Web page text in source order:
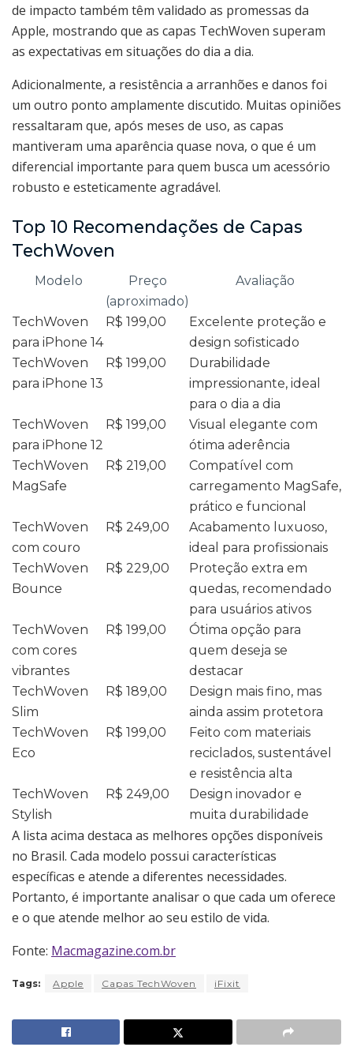
de impacto também têm validado as promessas da
Apple, mostrando que as capas TechWoven superam
as expectativas em situações do dia a dia.
Adicionalmente, a resistência a arranhões e danos foi
um outro ponto amplamente discutido. Muitas opiniões
ressaltaram que, após meses de uso, as capas
mantiveram uma aparência quase nova, o que é um
diferencial importante para quem busca um acessório
robusto e esteticamente agradável.
Top 10 Recomendações de Capas
TechWoven
Modelo
Preço
(aproximado)
Avaliação
TechWoven
para iPhone 14
R$ 199,00
Excelente proteção e
design sofisticado
TechWoven
para iPhone 13
R$ 199,00
Durabilidade
impressionante, ideal
para o dia a dia
TechWoven
para iPhone 12
R$ 199,00
Visual elegante com
ótima aderência
TechWoven
MagSafe
R$ 219,00
Compatível com
carregamento MagSafe,
prático e funcional
TechWoven
com couro
R$ 249,00
Acabamento luxuoso,
ideal para profissionais
TechWoven
Bounce
R$ 229,00
Proteção extra em
quedas, recomendado
para usuários ativos
TechWoven
com cores
vibrantes
R$ 199,00
Ótima opção para
quem deseja se
destacar
TechWoven
Slim
R$ 189,00
Design mais fino, mas
ainda assim protetora
TechWoven
Eco
R$ 199,00
Feito com materiais
reciclados, sustentável
e resistência alta
TechWoven
Stylish
R$ 249,00
Design inovador e
muita durabilidade
A lista acima destaca as melhores opções disponíveis
no Brasil. Cada modelo possui características
específicas e atende a diferentes necessidades.
Portanto, é importante analisar o que cada um oferece
e o que atende melhor ao seu estilo de vida.
Fonte: Macmagazine.com.br
Tags: Apple Capas TechWoven iFixit